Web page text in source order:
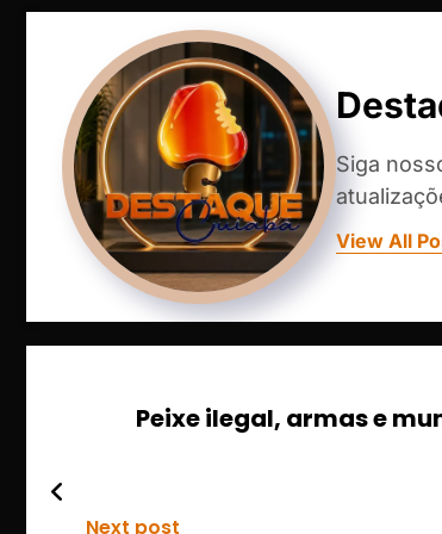
Siga
View All
Peixe ilegal, armas e
Next post